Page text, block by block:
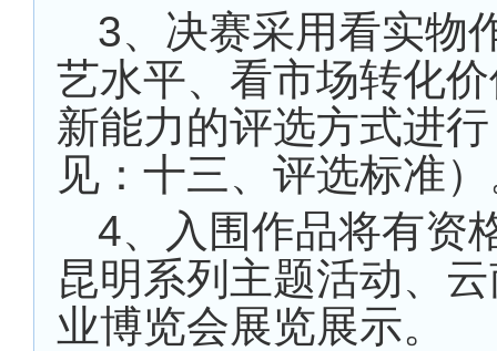
3、决赛采用看实物
艺水平、看市场转化
新能力的评选方式进
见：十三、评选标准
4、入围作品将有资
昆明系列主题活动、
业博览会展览展示。